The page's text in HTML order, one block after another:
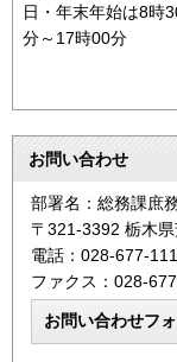
日・年末年始は8時
分～17時00分
お問い合わせ
部署名：総務課庶
〒321-3392 栃木
電話：028-677-
ファクス：028-